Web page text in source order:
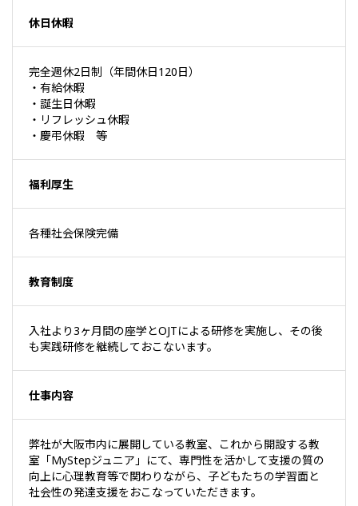
休日休暇
完全週休2日制（年間休日120日）
・有給休暇
・誕生日休暇
・リフレッシュ休暇
・慶弔休暇 等
福利厚生
各種社会保険完備
教育制度
入社より3ヶ月間の座学とOJTによる研修を実施し、その後
も実践研修を継続しておこないます。
仕事内容
弊社が大阪市内に展開している教室、これから開設する教
室「MyStepジュニア」にて、専門性を活かして支援の質の
向上に心理教育等で関わりながら、子どもたちの学習面と
社会性の発達支援をおこなっていただきます。